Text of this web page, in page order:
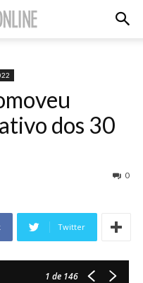
dos 30
0
Twitter
1 de 146